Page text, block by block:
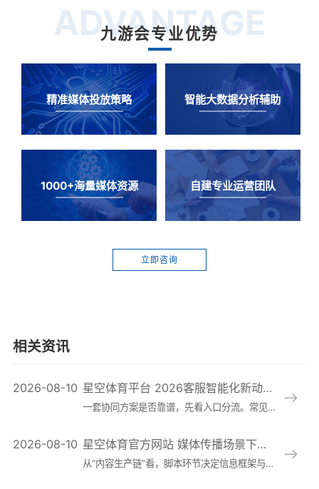
ADVANTAGE
九游会专业优势
精准媒体投放策略 智能大数据分析辅助
1000+海量媒体资源 自建专业运营团队
立即咨询
相关资讯
2026-08-10 星空体育平台 2026客服智能化新动态：人工智能技术客服机器人与人工坐席协同方案设计及效果评估 - 副本 (3)
一套协同方案是否靠谱，先看入口分流。常见做法有两种：一种是“先机后人”，即机器人先接待、再按规则转人工，优势是效率高、成本可控；另一种是“分层并行”，在
2026-08-10 星空体育官方网站 媒体传播场景下的AI工具应用对比：脚本生成、剪辑配音到审校风控如何选 - 副本
从“内容生产链”看，脚本环节决定信息框架与叙事路线，最怕跑题、事实依赖不清和风格漂移；制作环节决定可看性与交付速度，最怕素材混乱、跨平台规格反复返工；审